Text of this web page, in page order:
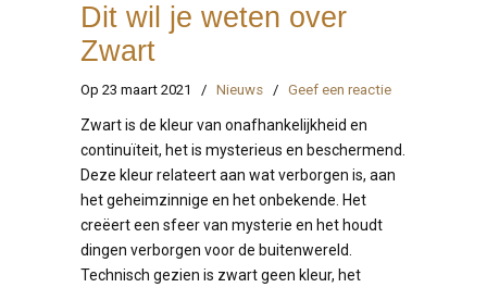
Dit wil je weten over
Zwart
Op 23 maart 2021 / Nieuws / Geef een reactie
Zwart is de kleur van onafhankelijkheid en
continuïteit, het is mysterieus en beschermend.
Deze kleur relateert aan wat verborgen is, aan
het geheimzinnige en het onbekende. Het
creëert een sfeer van mysterie en het houdt
dingen verborgen voor de buitenwereld.
Technisch gezien is zwart geen kleur, het